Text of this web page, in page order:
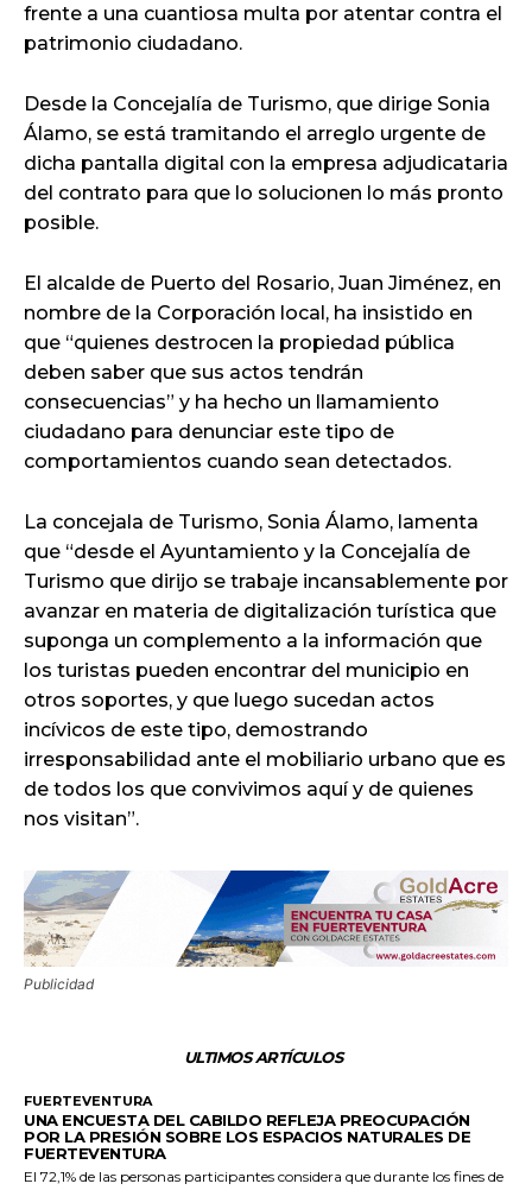
frente a una cuantiosa multa por atentar contra el
patrimonio ciudadano.
Desde la Concejalía de Turismo, que dirige Sonia
Álamo, se está tramitando el arreglo urgente de
dicha pantalla digital con la empresa adjudicataria
del contrato para que lo solucionen lo más pronto
posible.
El alcalde de Puerto del Rosario, Juan Jiménez, en
nombre de la Corporación local, ha insistido en
que “quienes destrocen la propiedad pública
deben saber que sus actos tendrán
consecuencias” y ha hecho un llamamiento
ciudadano para denunciar este tipo de
comportamientos cuando sean detectados.
La concejala de Turismo, Sonia Álamo, lamenta
que “desde el Ayuntamiento y la Concejalía de
Turismo que dirijo se trabaje incansablemente por
avanzar en materia de digitalización turística que
suponga un complemento a la información que
los turistas pueden encontrar del municipio en
otros soportes, y que luego sucedan actos
incívicos de este tipo, demostrando
irresponsabilidad ante el mobiliario urbano que es
de todos los que convivimos aquí y de quienes
nos visitan”.
Publicidad
ULTIMOS ARTÍCULOS
FUERTEVENTURA
UNA ENCUESTA DEL CABILDO REFLEJA PREOCUPACIÓN
POR LA PRESIÓN SOBRE LOS ESPACIOS NATURALES DE
FUERTEVENTURA
El 72,1% de las personas participantes considera que durante los fines de